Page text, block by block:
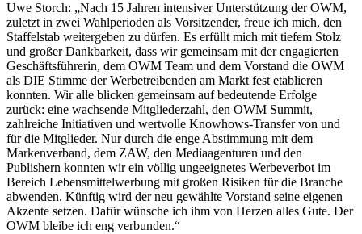
Uwe Storch: „Nach 15 Jahren intensiver Unterstützung der OWM,
zuletzt in zwei Wahlperioden als Vorsitzender, freue ich mich, den
Staffelstab weitergeben zu dürfen. Es erfüllt mich mit tiefem Stolz
und großer Dankbarkeit, dass wir gemeinsam mit der engagierten
Geschäftsführerin, dem OWM Team und dem Vorstand die OWM
als DIE Stimme der Werbetreibenden am Markt fest etablieren
konnten. Wir alle blicken gemeinsam auf bedeutende Erfolge
zurück: eine wachsende Mitgliederzahl, den OWM Summit,
zahlreiche Initiativen und wertvolle Knowhows-Transfer von und
für die Mitglieder. Nur durch die enge Abstimmung mit dem
Markenverband, dem ZAW, den Mediaagenturen und den
Publishern konnten wir ein völlig ungeeignetes Werbeverbot im
Bereich Lebensmittelwerbung mit großen Risiken für die Branche
abwenden. Künftig wird der neu gewählte Vorstand seine eigenen
Akzente setzen. Dafür wünsche ich ihm von Herzen alles Gute. Der
OWM bleibe ich eng verbunden.“